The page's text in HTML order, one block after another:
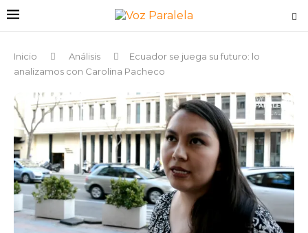
Inicio Análisis
Ecuador se juega su futuro: lo
analizamos con Carolina Pacheco